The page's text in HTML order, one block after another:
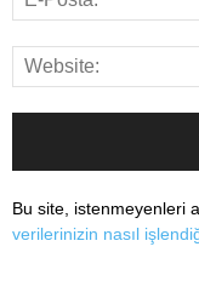
Bu site, istenmeyenleri
verilerinizin nasıl